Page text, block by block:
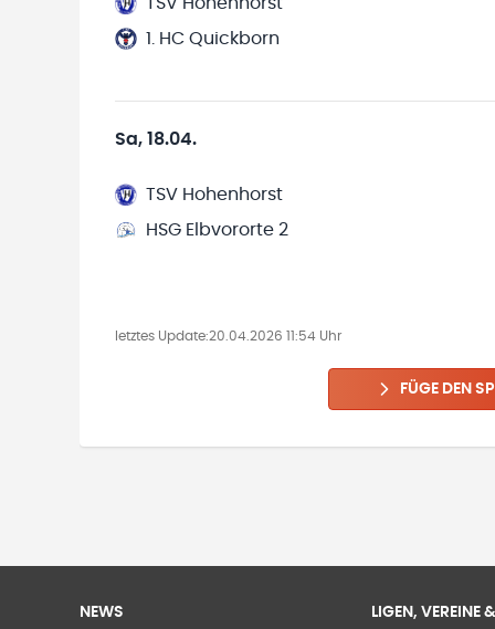
1. HC Quickborn
Sa, 18.04.
TSV Hohenhorst
HSG Elbvororte 2
letztes Update:20.04.2026 11:54 Uhr
FÜGE DEN
NEWS LIGEN, VEREINE